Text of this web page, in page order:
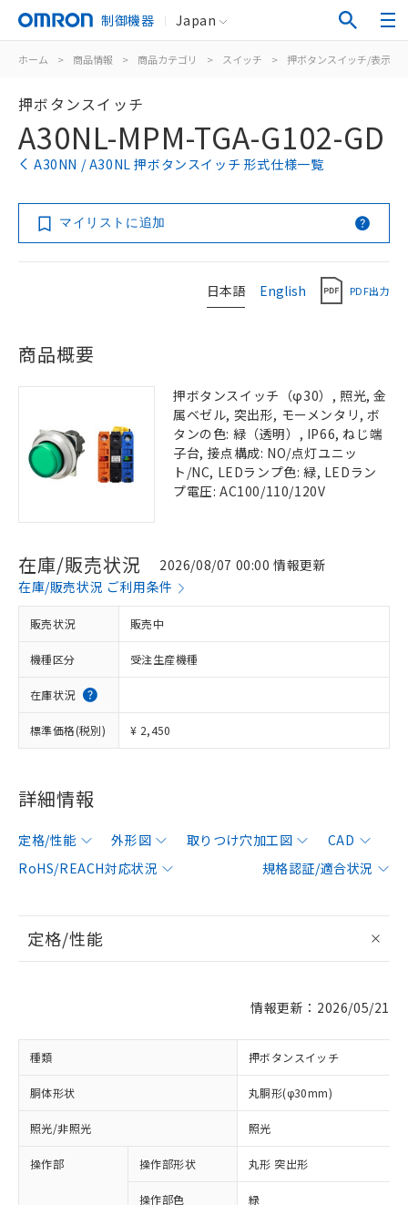
制御機器 Japan
ホーム > 商品情報 > 商品カテゴリ > スイッチ > 押ボタンスイッチ/表示灯
押ボタンスイッチ
A30NL-MPM-TGA-G102-GD
A30NN / A30NL 押ボタンスイッチ 形式仕様一覧
マイリストに追加
日本語 English PDF出力
商品概要
押ボタンスイッチ（φ30）, 照光, 金
属ベゼル, 突出形, モーメンタリ, ボ
タンの色: 緑（透明）, IP66, ねじ端
子台, 接点構成: NO/点灯ユニッ
ト/NC, LEDランプ色: 緑, LEDラン
プ電圧: AC100/110/120V
在庫/販売状況
2026/08/07 00:00 情報更新
在庫/販売状況 ご利用条件
販売状況 販売中
機種区分 受注生産機種
在庫状況
標準価格(税別) ¥ 2,450
詳細情報
定格/性能 外形図 取りつけ穴加工図
CAD
RoHS/REACH対応状況
規格認証/適合状況
定格/性能
情報更新：2026/05/21
種類 押ボタンスイッチ
胴体形状 丸胴形(φ30mm)
照光/非照光 照光
操作部 操作部形状 丸形 突出形
操作部色 緑